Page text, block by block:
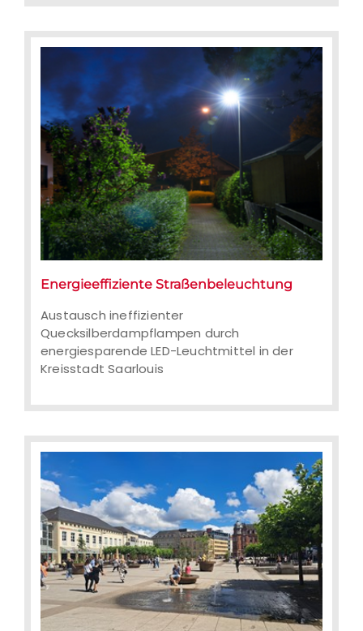
Austausch ineffizienter
energiesparende LED-Leuchtmittel in
der Kreisstadt Saarlouis
Energieeffiziente Straßenbeleuchtung
Austausch ineffizienter
Quecksilberdampflampen durch
energiesparende LED-Leuchtmittel in der
Kreisstadt Saarlouis